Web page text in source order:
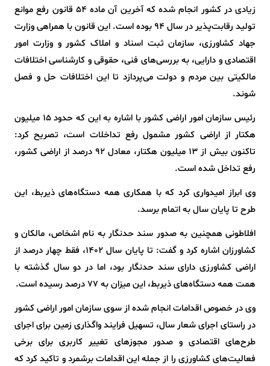
زیادی در کشور انجام شده که آخرین آن ماده ۵۴ قانون رفع موانع
تولید رقابت‌پذیر در سال ۹۴ بوده است. این قانون با همراهی وزارت
جهاد کشاورزی، سازمان ثبت اسناد و املاک کشور و وزارت امور
اقتصادی و دارایی، به بررسی‌های فنی، حقوقی و کارشناسی اختلافات
مالکیتی بین مردم و دولت می‌پردازد تا این اختلافات حل و فصل
شوند.
رئیس سازمان امور اراضی کشور با اشاره به این که حدود ۱۵ میلیون
هکتار از اراضی کشور مشمول رفع تداخلات است، تصریح کرد:
تاکنون بیش از ۱۳ میلیون هکتار، معادل ۹۲ درصد از اراضی کشور،
رفع تداخل شده است.
وی ابراز امیدواری کرد که با همکاری همه دستگاه‌های ذیربط، این
طرح تا پایان سال به اتمام برسد.
افلاطونی همچنین به صدور سند حدنگار به نام اشخاص، مالکان و
کشاورزان اشاره کرد و گفت: تا پایان سال ۱۴۰۲، فقط چهار درصد از
اراضی کشاورزی دارای سند حدنگار بود، اما در دو سال گذشته با
همت همه دستگاه‌های ذیربط، این میزان به ۷۷ درصد رسیده است.
وی در خصوص اقدامات انجام شده از سوی سازمان امور اراضی کشور
در راستای اجرای شعار سال، تسهیل فرایند واگذاری زمین برای اجرای
طرح‌های اقتصادی و صدور مجوزهای تغییر کاربری برای برخی
فعالیت‌های کشاورزی را از جمله این اقدامات برشمرد و تاکید کرد که